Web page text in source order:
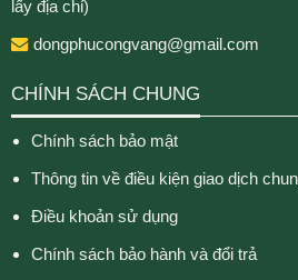
lấy địa chỉ)
dongphucongvang@gmail.com
CHÍNH SÁCH CHUNG
Chính sách bảo mật
Thông tin về điều kiện giao dịch
Điều khoản sử dụng
Chính sách bảo hành và đổi trả